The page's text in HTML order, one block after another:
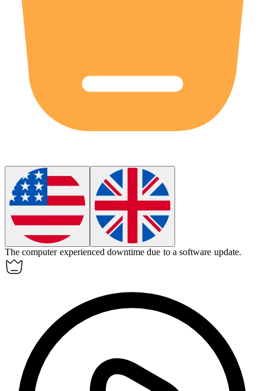
The computer experienced downtime due to a software update.